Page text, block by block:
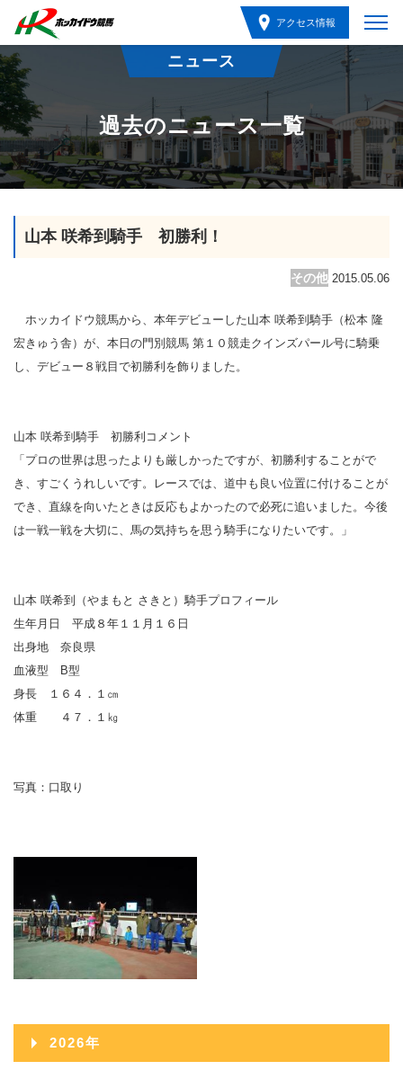
アクセス情報
ニュース
過去のニュース一覧
山本 咲希到騎手 初勝利！
その他 2015.05.06
ホッカイドウ競馬から、本年デビューした山本 咲希到騎手（松本 隆
宏きゅう舎）が、本日の門別競馬 第１０競走クインズパール号に騎乗
し、デビュー８戦目で初勝利を飾りました。
山本 咲希到騎手 初勝利コメント
「プロの世界は思ったよりも厳しかったですが、初勝利することがで
き、すごくうれしいです。レースでは、道中も良い位置に付けることが
でき、直線を向いたときは反応もよかったので必死に追いました。今後
は一戦一戦を大切に、馬の気持ちを思う騎手になりたいです。」
山本 咲希到（やまもと さきと）騎手プロフィール
生年月日 平成８年１１月１６日
出身地 奈良県
血液型 B型
身長 １６４．１㎝
体重 ４７．１㎏
写真：口取り
2026年